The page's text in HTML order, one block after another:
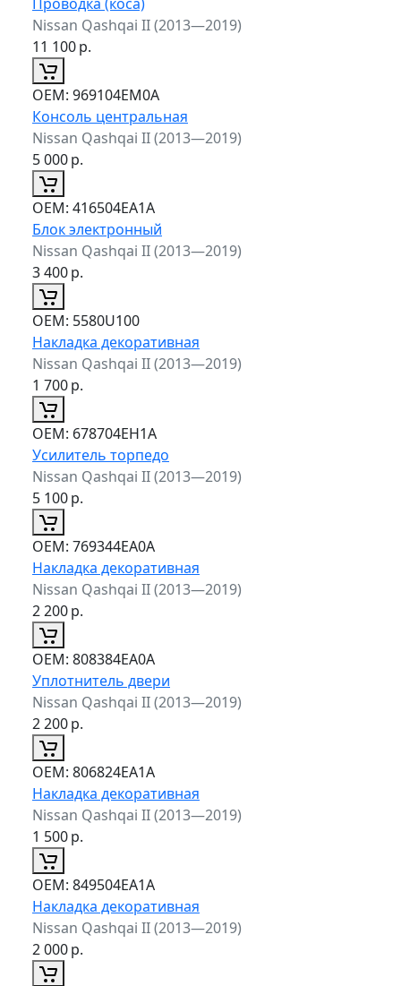
Nissan Qashqai II (2013—2019)
11 100р.
ОЕМ: 969104EM0A
Консоль центральная
Nissan Qashqai II (2013—2019)
5 000р.
ОЕМ: 416504EA1A
Блок электронный
Nissan Qashqai II (2013—2019)
3 400р.
ОЕМ: 5580U100
Накладка декоративная
Nissan Qashqai II (2013—2019)
1 700р.
ОЕМ: 678704EH1A
Усилитель торпедо
Nissan Qashqai II (2013—2019)
5 100р.
ОЕМ: 769344EA0A
Накладка декоративная
Nissan Qashqai II (2013—2019)
2 200р.
ОЕМ: 808384EA0A
Уплотнитель двери
Nissan Qashqai II (2013—2019)
2 200р.
ОЕМ: 806824EA1A
Накладка декоративная
Nissan Qashqai II (2013—2019)
1 500р.
ОЕМ: 849504EA1A
Накладка декоративная
Nissan Qashqai II (2013—2019)
2 000р.